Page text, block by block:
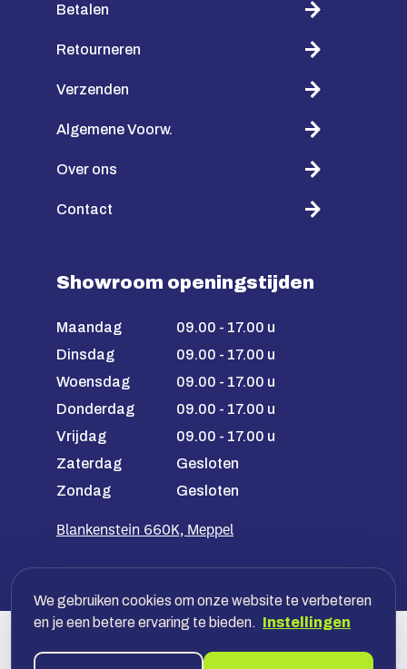
Betalen
Retourneren
Verzenden
Algemene Voorw.
Over ons
Contact
Showroom openingstijden
Maandag
09.00 - 17.00 u
Dinsdag
09.00 - 17.00 u
Woensdag
09.00 - 17.00 u
Donderdag
09.00 - 17.00 u
Vrijdag
09.00 - 17.00 u
Zaterdag
Gesloten
Zondag
Gesloten
Blankenstein 660K, Meppel
Veilig betalen met jouw bank, óf
We gebruiken cookies om onze website te verbeteren
en je een betere ervaring te bieden. Instellingen